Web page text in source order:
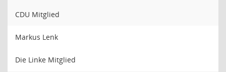
CDU Mitglied
Markus Lenk
Die Linke Mitglied